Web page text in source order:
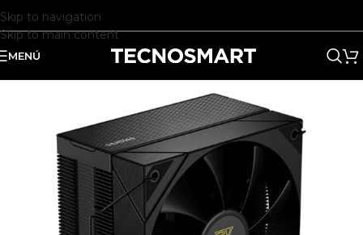
Skip to navigation
Skip to main content
MENÚ